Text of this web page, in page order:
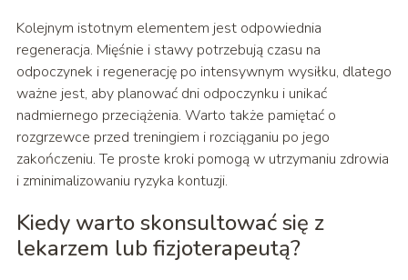
Kolejnym istotnym elementem jest odpowiednia
regeneracja. Mięśnie i stawy potrzebują czasu na
odpoczynek i regenerację po intensywnym wysiłku, dlatego
ważne jest, aby planować dni odpoczynku i unikać
nadmiernego przeciążenia. Warto także pamiętać o
rozgrzewce przed treningiem i rozciąganiu po jego
zakończeniu. Te proste kroki pomogą w utrzymaniu zdrowia
i zminimalizowaniu ryzyka kontuzji.
Kiedy warto skonsultować się z
lekarzem lub fizjoterapeutą?